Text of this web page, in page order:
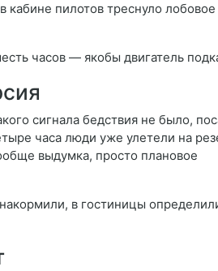
пилотов треснуло лобовое
часов — якобы двигатель
сигнала бедствия не было,
часа люди уже улетели на
выдумка, просто плановое
в гостиницы